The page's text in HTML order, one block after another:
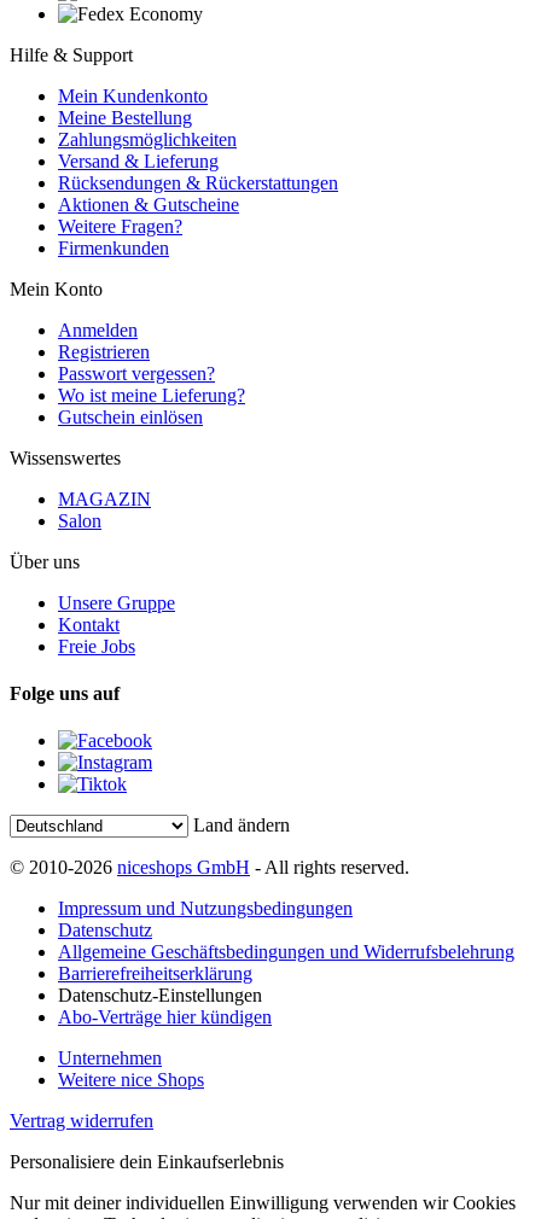
Hilfe & Support
Mein Kundenkonto
Meine Bestellung
Zahlungsmöglichkeiten
Versand & Lieferung
Rücksendungen & Rückerstattungen
Aktionen & Gutscheine
Weitere Fragen?
Firmenkunden
Mein Konto
Anmelden
Registrieren
Passwort vergessen?
Wo ist meine Lieferung?
Gutschein einlösen
Wissenswertes
MAGAZIN
Salon
Über uns
Unsere Gruppe
Kontakt
Freie Jobs
Folge uns auf
Land ändern
© 2010-2026 niceshops GmbH - All rights reserved.
Impressum und Nutzungsbedingungen
Datenschutz
Allgemeine Geschäftsbedingungen und Widerrufsbelehrung
Barrierefreiheitserklärung
Datenschutz-Einstellungen
Abo-Verträge hier kündigen
Unternehmen
Weitere nice Shops
Vertrag widerrufen
Personalisiere dein Einkaufserlebnis
Nur mit deiner individuellen Einwilligung verwenden wir Cookies